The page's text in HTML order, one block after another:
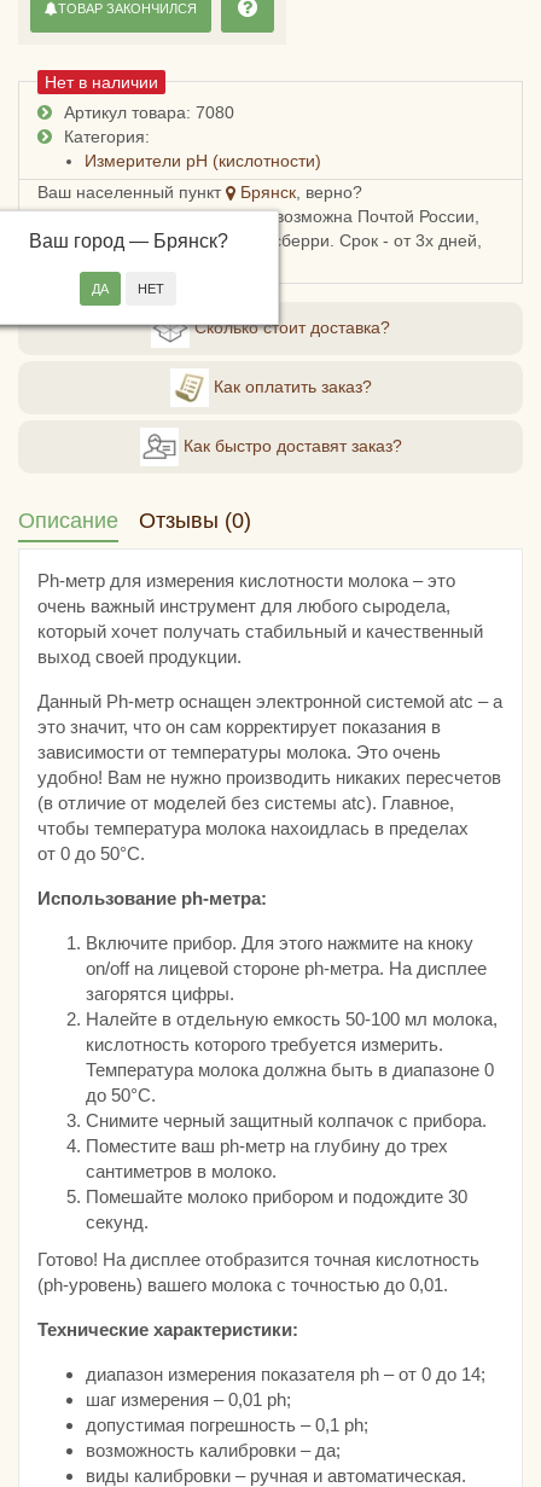
Нет в наличии
Артикул товара: 7080
Категория:
Измерители pH (кислотности)
Ваш населенный пункт
Брянск , верно?
Ваш город — Брянск?
Доставка в Брянскую область возможна Почтой России,
СДЭКом, Пятерочкой или Боксберри. Срок - от 3х дней,
ТОВАР ЗАКОНЧИЛСЯ
Сколько стоит доставка?
Как оплатить заказ?
Как быстро доставят заказ?
Описание Отзывы (0)
Ph-метр для измерения кислотности молока – это
очень важный инструмент для любого сыродела,
который хочет получать стабильный и качественный
выход своей продукции.
Данный Ph-метр оснащен электронной системой atc – а
это значит, что он сам корректирует показания в
зависимости от температуры молока. Это очень
удобно! Вам не нужно производить никаких пересчетов
(в отличие от моделей без системы atc). Главное,
чтобы температура молока нахоидлась в пределах
от 0 до 50°C.
Использование ph-метра:
Включите прибор. Для этого нажмите на кноку
on/off на лицевой стороне ph-метра. На дисплее
загорятся цифры.
Налейте в отдельную емкость 50-100 мл молока,
кислотность которого требуется измерить.
Температура молока должна быть в диапазоне 0
до 50°C.
Снимите черный защитный колпачок с прибора.
Поместите ваш ph-метр на глубину до трех
сантиметров в молоко.
Помешайте молоко прибором и подождите 30
секунд.
Готово! На дисплее отобразится точная кислотность
(ph-уровень) вашего молока с точностью до 0,01.
Технические характеристики:
диапазон измерения показателя ph – от 0 до 14;
шаг измерения – 0,01 ph;
допустимая погрешность – 0,1 ph;
возможность калибровки – да;
виды калибровки – ручная и автоматическая.